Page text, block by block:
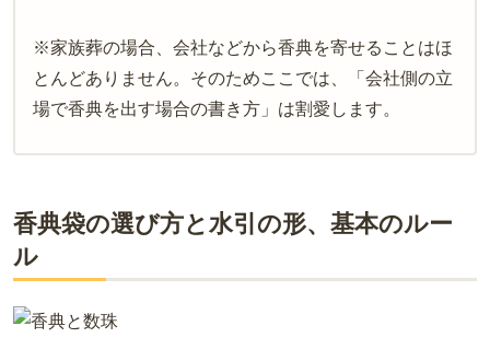
※家族葬の場合、会社などから香典を寄せることはほ
とんどありません。そのためここでは、「会社側の立
場で香典を出す場合の書き方」は割愛します。
香典袋の選び方と水引の形、基本のルー
ル